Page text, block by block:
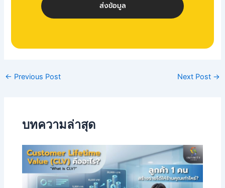
ส่งข้อมูล
← Previous Post Next Post →
บทความล่าสุด